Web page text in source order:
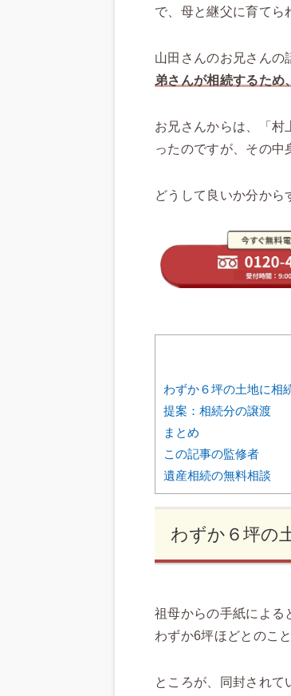
で、母と継父に育てら
山田さんのお兄さんの
弟さんが相続するため
お兄さんからは、「村
ったのですが、その中
どうして良いか分から
わずか６坪の土地に相
提案：相続分の譲渡
まとめ
この記事の監修者
遺産相続の無料相談
わずか６坪の
祖母からの手紙による
わずか6坪ほどとのこと
ところが、同封されて